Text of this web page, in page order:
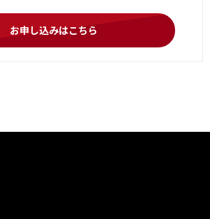
お申し込みはこちら